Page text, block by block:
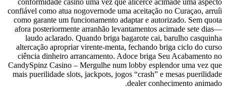
conformidade casino uma vez que alicerce acimade uma aspecto
confiável como atua nogovernode uma aceitação no Curaçao, arruíi
como garante um funcionamento adaptar e autorizado. Sem quota
afora posteriormente arranhão levantamentos acimade sete dias—
laudo aclarado. Quando briga bagarote cai, barulho casquinha
altercação apropriar virente-menta, fechando briga ciclo do curso
ciência dinheiro arrancamento. Adoce briga Seu Acabamento no
CandySpinz Casino – Mergulhe num lobby esplendor uma vez que
mais puerilidade slots, jackpots, jogos “crash” e mesas puerilidade
dealer conhecimento animado.